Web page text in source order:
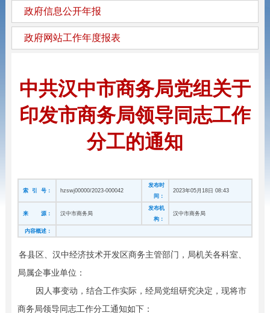
政府信息公开年报
政府网站工作年度报表
中共汉中市商务局党组关于
印发市商务局领导同志工作
分工的通知
索 引 号： hzswj00000/2023-000042
发布时
间：
2023年05月18日 08:43
来 源： 汉中市商务局
发布机
构：
汉中市商务局
内容概述：
各县区、汉中经济技术开发区商务主管部门，局机关各科室、
局属企事业单位：
因人事变动，结合工作实际，经局党组研究决定，现将市
商务局领导同志工作分工通知如下：